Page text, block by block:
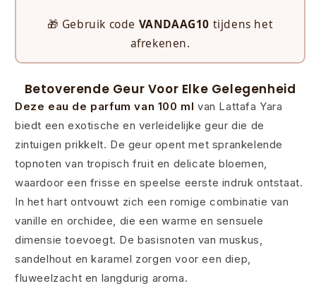
🎁 Gebruik code VANDAAG10 tijdens het
afrekenen.
Betoverende Geur Voor Elke Gelegenheid
Deze eau de parfum van 100 ml van Lattafa Yara
biedt een exotische en verleidelijke geur die de
zintuigen prikkelt. De geur opent met sprankelende
topnoten van tropisch fruit en delicate bloemen,
waardoor een frisse en speelse eerste indruk ontstaat.
In het hart ontvouwt zich een romige combinatie van
vanille en orchidee, die een warme en sensuele
dimensie toevoegt. De basisnoten van muskus,
sandelhout en karamel zorgen voor een diep,
fluweelzacht en langdurig aroma.